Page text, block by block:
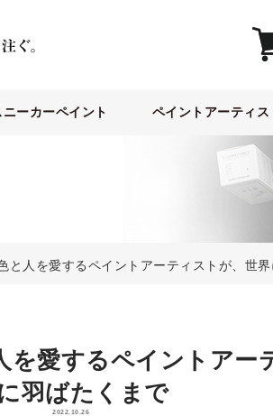
ニーカーペイント ペイントアーティス
と人を愛するペイントアーティストが、世
を愛するペイントアー
羽ばたくまで
2022.10.26